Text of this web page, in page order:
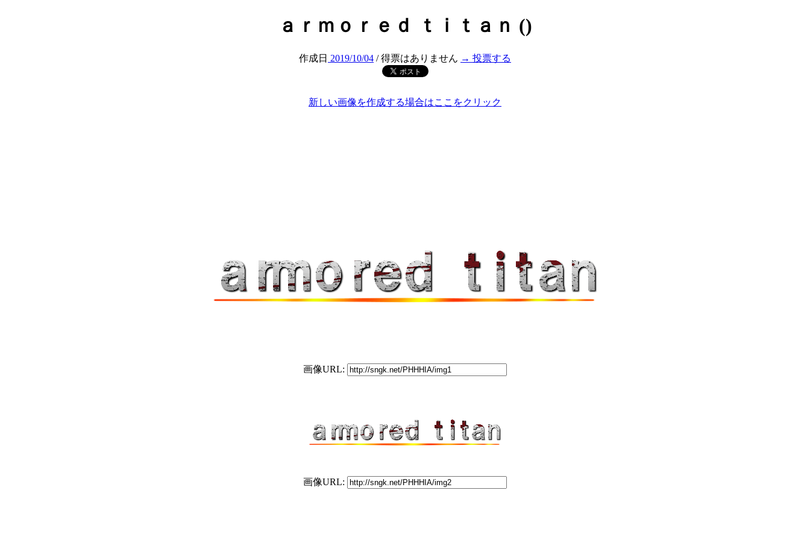
ａｒｍｏｒｅｄ ｔｉｔａｎ ()
作成日 2019/10/04 / 得票はありません → 投票する
新しい画像を作成する場合はここをクリック
画像URL:
画像URL: